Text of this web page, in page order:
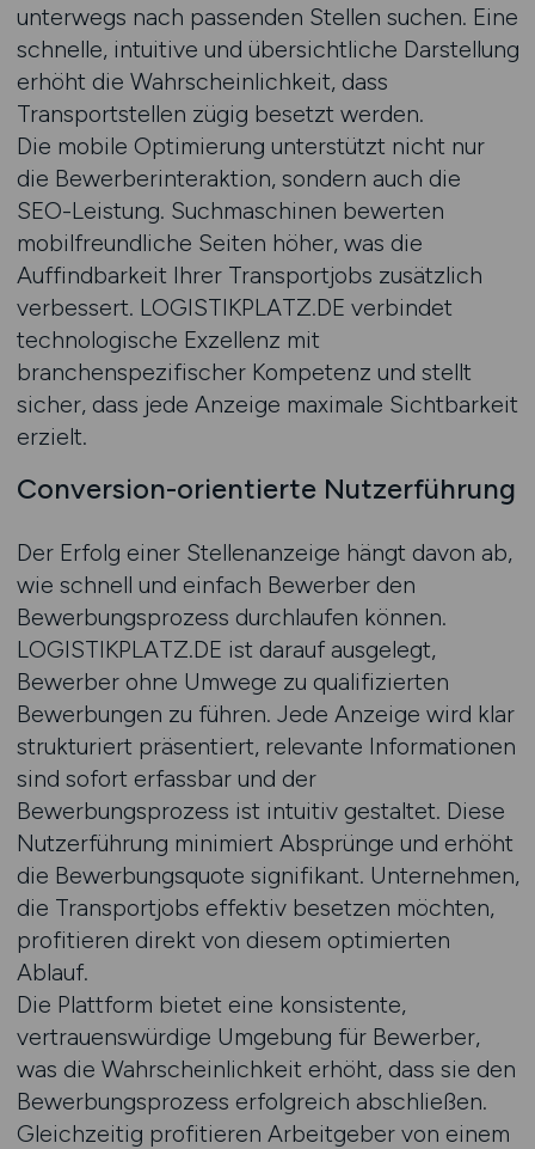
unterwegs nach passenden Stellen suchen. Eine
schnelle, intuitive und übersichtliche Darstellung
erhöht die Wahrscheinlichkeit, dass
Transportstellen zügig besetzt werden.
Die mobile Optimierung unterstützt nicht nur
die Bewerberinteraktion, sondern auch die
SEO-Leistung. Suchmaschinen bewerten
mobilfreundliche Seiten höher, was die
Auffindbarkeit Ihrer Transportjobs zusätzlich
verbessert. LOGISTIKPLATZ.DE verbindet
technologische Exzellenz mit
branchenspezifischer Kompetenz und stellt
sicher, dass jede Anzeige maximale Sichtbarkeit
erzielt.
Conversion-orientierte Nutzerführung
Der Erfolg einer Stellenanzeige hängt davon ab,
wie schnell und einfach Bewerber den
Bewerbungsprozess durchlaufen können.
LOGISTIKPLATZ.DE ist darauf ausgelegt,
Bewerber ohne Umwege zu qualifizierten
Bewerbungen zu führen. Jede Anzeige wird klar
strukturiert präsentiert, relevante Informationen
sind sofort erfassbar und der
Bewerbungsprozess ist intuitiv gestaltet. Diese
Nutzerführung minimiert Absprünge und erhöht
die Bewerbungsquote signifikant. Unternehmen,
die Transportjobs effektiv besetzen möchten,
profitieren direkt von diesem optimierten
Ablauf.
Die Plattform bietet eine konsistente,
vertrauenswürdige Umgebung für Bewerber,
was die Wahrscheinlichkeit erhöht, dass sie den
Bewerbungsprozess erfolgreich abschließen.
Gleichzeitig profitieren Arbeitgeber von einem